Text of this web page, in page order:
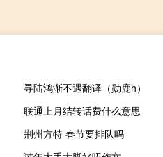
寻陆鸿渐不遇翻译（勋鹿h）
联通上月结转话费什么意思
荆州方特 春节要排队吗